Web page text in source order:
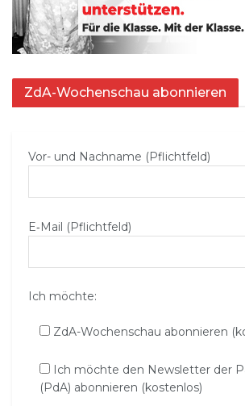
ZdA-Wochenschau abonnieren
Vor- und Nachname (Pflichtfeld)
E‑Mail (Pflichtfeld)
Ich möchte:
ZdA-Wochenschau abonnieren
Ich möchte den Newsletter der
(PdA) abonnieren (kostenlos)